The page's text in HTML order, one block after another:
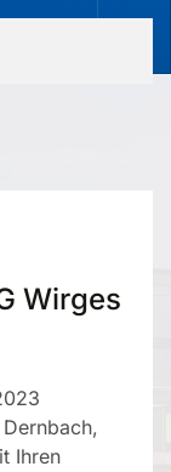
Wirges
Ihren